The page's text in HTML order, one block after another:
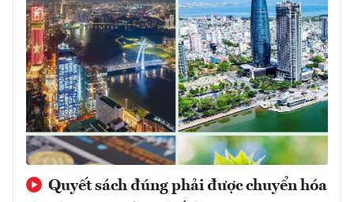
Quyết sách đúng phải được chuyển hóa